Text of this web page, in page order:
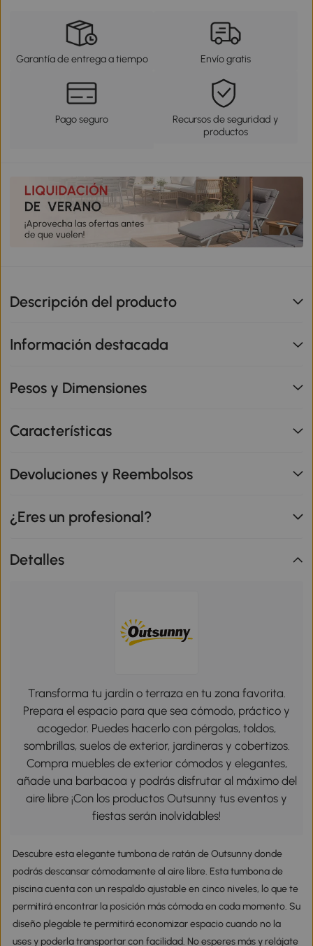
Garantía de entrega a tiempo Envío gratis
Pago seguro
Recursos de seguridad y
productos
Descripción del producto
Información destacada
Pesos y Dimensiones
Características
Devoluciones y Reembolsos
¿Eres un profesional?
Detalles
Transforma tu jardín o terraza en tu zona favorita.
Prepara el espacio para que sea cómodo, práctico y
acogedor. Puedes hacerlo con pérgolas, toldos,
sombrillas, suelos de exterior, jardineras y cobertizos.
Compra muebles de exterior cómodos y elegantes,
añade una barbacoa y podrás disfrutar al máximo del
aire libre ¡Con los productos Outsunny tus eventos y
fiestas serán inolvidables!
Descubre esta elegante tumbona de ratán de Outsunny donde
podrás descansar cómodamente al aire libre. Esta tumbona de
piscina cuenta con un respaldo ajustable en cinco niveles, lo que te
permitirá encontrar la posición más cómoda en cada momento. Su
diseño plegable te permitirá economizar espacio cuando no la
uses y poderla transportar con facilidad. No esperes más y relájate